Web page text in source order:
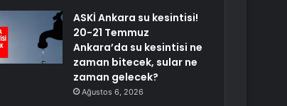
ASKİ Ankara su kesintisi!
20-21 Temmuz
Ankara’da su kesintisi ne
zaman bitecek, sular ne
zaman gelecek?
Ağustos 6, 2026